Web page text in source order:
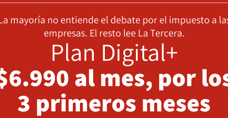
mayoría no entiende el debate por el impuesto a
empresas. El resto lee La Tercera.
Plan Digital+
al mes, por
3 primeros meses